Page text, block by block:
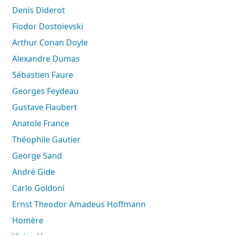
Denis Diderot
Fiodor Dostoïevski
Arthur Conan Doyle
Alexandre Dumas
Sébastien Faure
Georges Feydeau
Gustave Flaubert
Anatole France
Théophile Gautier
George Sand
André Gide
Carlo Goldoni
Ernst Theodor Amadeus Hoffmann
Homère